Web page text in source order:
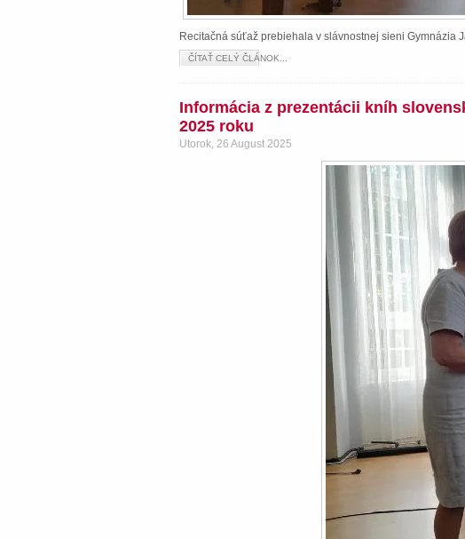
Recitačná súťaž prebiehala v slávnostnej sieni Gymnázia
ČÍTAŤ CELÝ ČLÁNOK...
Informácia z prezentácii kníh
2025 roku
Utorok, 26 August 2025